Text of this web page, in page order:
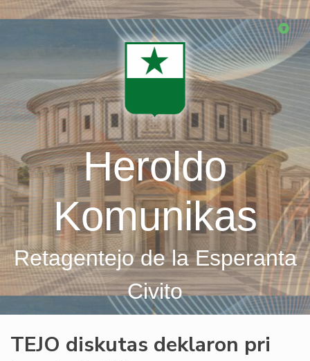
Skip
Heroldo
Komunikas
Retagentejo de la Esperanta
Civito
TEJO diskutas deklaron pri